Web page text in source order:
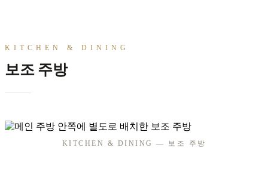
KITCHEN & DINING
보조 주방
KITCHEN & DINING — 보조 주방